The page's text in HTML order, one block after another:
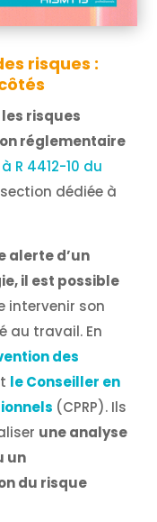
risques :
risques
réglementaire
R 4412-10 du
dédiée à
alerte d’un
il est possible
intervenir son
au travail. En
des
le Conseiller en
(CPRP). Ils
une analyse
un
du risque